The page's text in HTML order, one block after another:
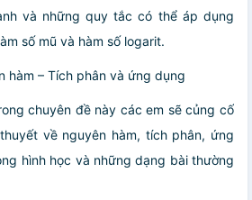
và những quy tắc có thể áp dụng
số mũ và hàm số logarit.
hàm – Tích phân và ứng dụng
chuyên đề này các em sẽ củng cố
về nguyên hàm, tích phân, ứng
hình học và những dạng bài thường